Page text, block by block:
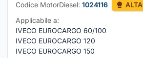
Codice MotorDiesel: 1024116
Applicabile a:
IVECO EUROCARGO 60/100
IVECO EUROCARGO 120
IVECO EUROCARGO 150